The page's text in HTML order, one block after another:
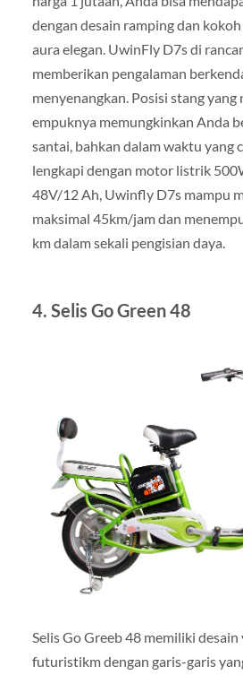
dengan desain ramping dan
aura elegan. UwinFly D7s di
memberikan pengalaman
menyenangkan. Posisi stang yang
empuknya memungkinkan Anda
santai, bahkan dalam waktu yang
lengkapi dengan motor listrik
48V/12 Ah, Uwinfly D7s mampu
maksimal 45km/jam dan
km dalam sekali pengisian daya.
4. Selis Go Green 48
Selis Go Greeb 48 memiliki
futuristikm dengan garis-garis